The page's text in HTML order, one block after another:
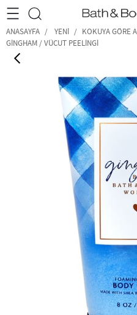
•2200₺ ve Üzeri Kargo
ANASAYFA YENI KOKUYA GÖRE
GINGHAM / VÜCUT PEELINGI